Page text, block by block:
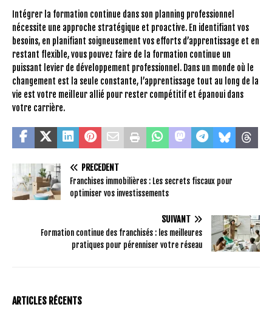
Intégrer la formation continue dans son planning professionnel
nécessite une approche stratégique et proactive. En identifiant vos
besoins, en planifiant soigneusement vos efforts d’apprentissage et en
restant flexible, vous pouvez faire de la formation continue un
puissant levier de développement professionnel. Dans un monde où le
changement est la seule constante, l’apprentissage tout au long de la
vie est votre meilleur allié pour rester compétitif et épanoui dans
votre carrière.
PRÉCÉDENT
Franchises immobilières : Les secrets fiscaux pour
optimiser vos investissements
SUIVANT
Formation continue des franchisés : les meilleures
pratiques pour pérenniser votre réseau
ARTICLES RÉCENTS